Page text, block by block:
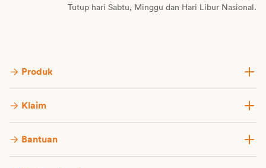
Tutup hari Sabtu, Minggu dan Hari Libur Nasional.
Produk
Klaim
Bantuan